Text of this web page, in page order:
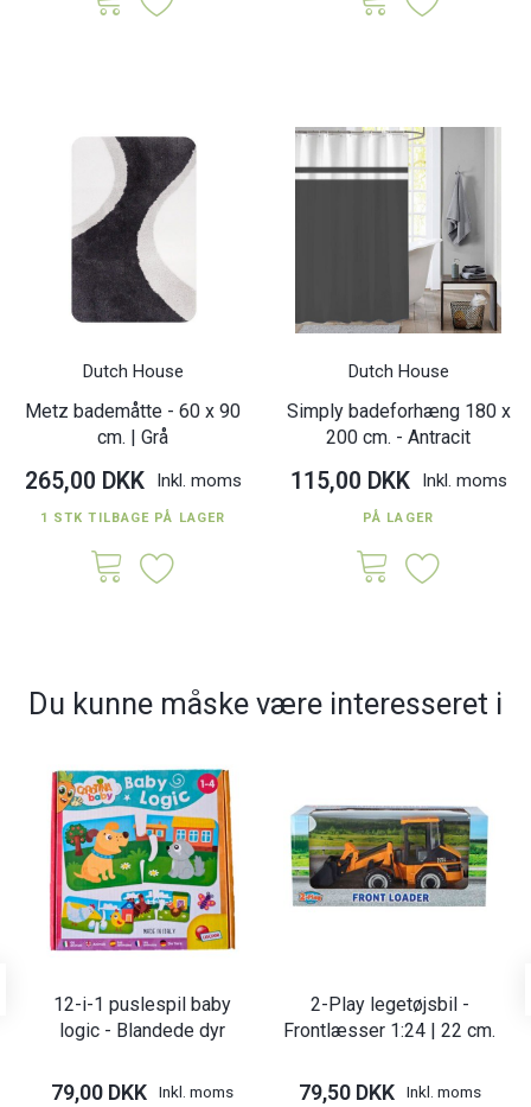
Dutch House
Metz bademåtte - 60 x 90
cm. | Grå
265,00 DKK Inkl. moms
1 STK TILBAGE PÅ LAGER
Dutch House
Simply badeforhæng 180 x
200 cm. - Antracit
115,00 DKK Inkl. moms
PÅ LAGER
Du kunne måske være interesseret i
12-i-1 puslespil baby
logic - Blandede dyr
79,00 DKK Inkl. moms
2-Play legetøjsbil -
Frontlæsser 1:24 | 22 cm.
79,50 DKK Inkl. moms